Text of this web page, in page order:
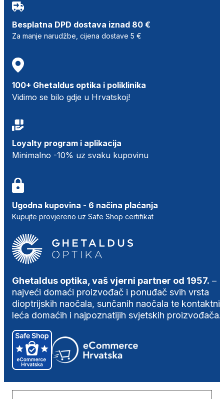
Besplatna DPD dostava iznad 80 €
Za manje narudžbe, cijena dostave 5 €
100+ Ghetaldus optika i poliklinika
Vidimo se bilo gdje u Hrvatskoj!
Loyalty program i aplikacija
Minimalno -10% uz svaku kupovinu
Ugodna kupovina - 6 načina plaćanja
Kupujte provjereno uz Safe Shop certifikat
Ghetaldus optika, vaš vjerni partner od 1957. –
najveći domaći proizvođač i ponuđač svih vrsta
dioptrijskih naočala, sunčanih naočala te
leća domaćih i najpoznatijih svjetskih proizvođača.